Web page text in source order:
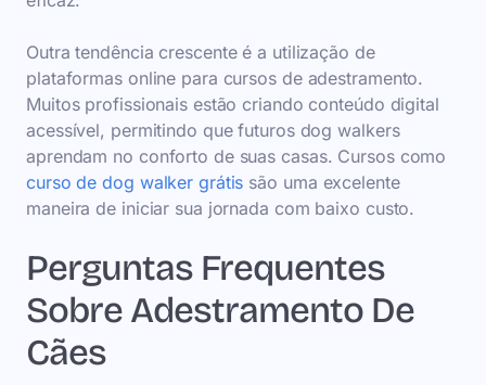
Outra tendência crescente é a utilização de
plataformas online para cursos de adestramento.
Muitos profissionais estão criando conteúdo digital
acessível, permitindo que futuros dog walkers
aprendam no conforto de suas casas. Cursos como
curso de dog walker grátis são uma excelente
maneira de iniciar sua jornada com baixo custo.
Perguntas Frequentes
Sobre Adestramento De
Cães